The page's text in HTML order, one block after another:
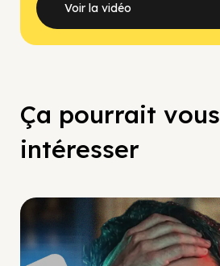
Voir la vidéo
Ça pourrait vous
intéresser